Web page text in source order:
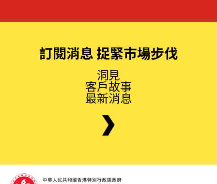
訂閱消息 捉緊市場步伐
洞見
客戶故事
最新消息